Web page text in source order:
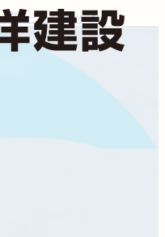
ターへスキップ